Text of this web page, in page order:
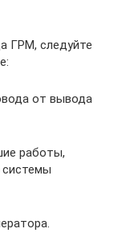
ГРМ, следуйте
от вывода
работы,